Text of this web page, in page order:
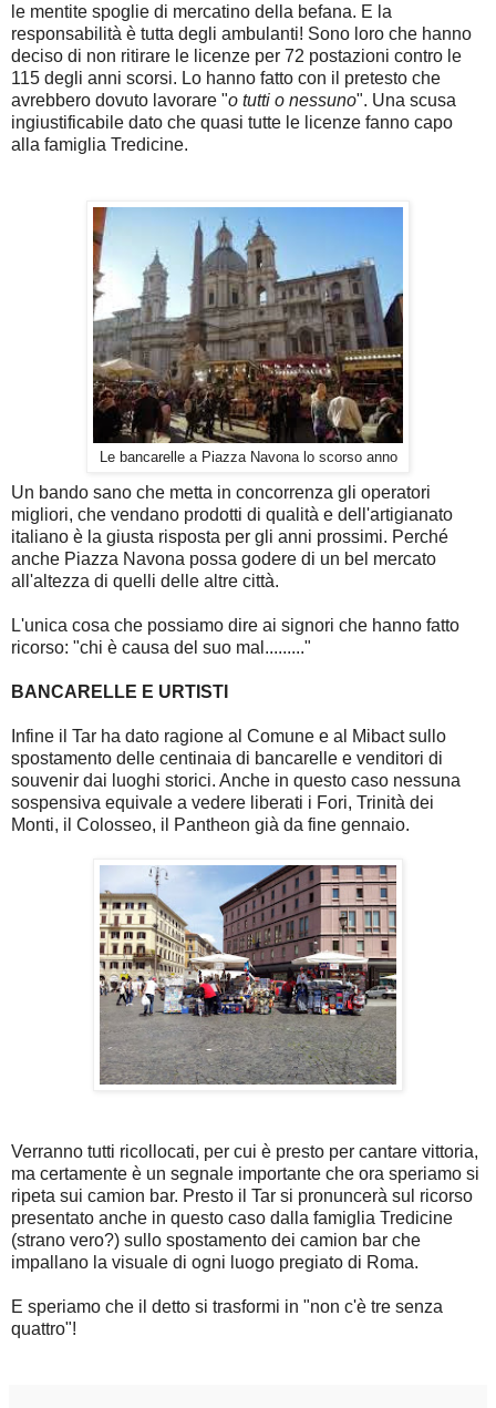
le mentite spoglie di mercatino della befana. E la
responsabilità è tutta degli ambulanti! Sono loro che hanno
deciso di non ritirare le licenze per 72 postazioni contro le
115 degli anni scorsi. Lo hanno fatto con il pretesto che
avrebbero dovuto lavorare "o tutti o nessuno". Una scusa
ingiustificabile dato che quasi tutte le licenze fanno capo
alla famiglia Tredicine.
Le bancarelle a Piazza Navona lo scorso anno
Un bando sano che metta in concorrenza gli operatori
migliori, che vendano prodotti di qualità e dell'artigianato
italiano è la giusta risposta per gli anni prossimi. Perché
anche Piazza Navona possa godere di un bel mercato
all'altezza di quelli delle altre città.
L'unica cosa che possiamo dire ai signori che hanno fatto
ricorso: "chi è causa del suo mal........."
BANCARELLE E URTISTI
Infine il Tar ha dato ragione al Comune e al Mibact sullo
spostamento delle centinaia di bancarelle e venditori di
souvenir dai luoghi storici. Anche in questo caso nessuna
sospensiva equivale a vedere liberati i Fori, Trinità dei
Monti, il Colosseo, il Pantheon già da fine gennaio.
Verranno tutti ricollocati, per cui è presto per cantare vittoria,
ma certamente è un segnale importante che ora speriamo si
ripeta sui camion bar. Presto il Tar si pronuncerà sul ricorso
presentato anche in questo caso dalla famiglia Tredicine
(strano vero?) sullo spostamento dei camion bar che
impallano la visuale di ogni luogo pregiato di Roma.
E speriamo che il detto si trasformi in "non c'è tre senza
quattro"!